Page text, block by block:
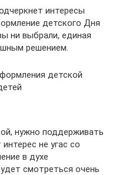
интересы
детского Дня
ни выбрали, единая
решением.
детской
нужно поддерживать
не угас со
в духе
смотреться очень